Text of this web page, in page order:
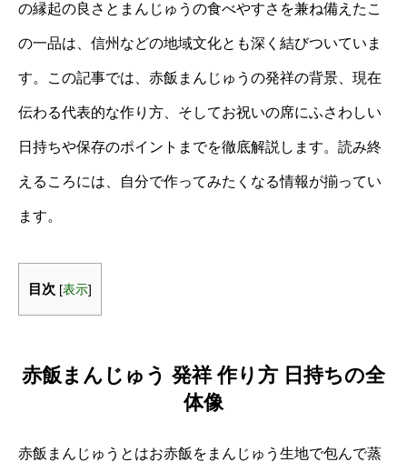
の縁起の良さとまんじゅうの食べやすさを兼ね備えたこ
の一品は、信州などの地域文化とも深く結びついていま
す。この記事では、赤飯まんじゅうの発祥の背景、現在
伝わる代表的な作り方、そしてお祝いの席にふさわしい
日持ちや保存のポイントまでを徹底解説します。読み終
えるころには、自分で作ってみたくなる情報が揃ってい
ます。
目次 [表示]
赤飯まんじゅう 発祥 作り方 日持ちの全
体像
赤飯まんじゅうとはお赤飯をまんじゅう生地で包んで蒸